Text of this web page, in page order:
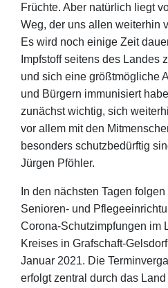
Früchte. Aber natürlich liegt
Weg, der uns allen weiterhin
Es wird noch einige Zeit
Impfstoff seitens des Landes
und sich eine größtmögliche
und Bürgern immunisiert
zunächst wichtig, sich
vor allem mit den
besonders schutzbedürftig
Jürgen Pföhler.
In den nächsten Tagen
Senioren- und
Corona-Schutzimpfungen im
Kreises in Grafschaft-
Januar 2021. Die
erfolgt zentral durch das